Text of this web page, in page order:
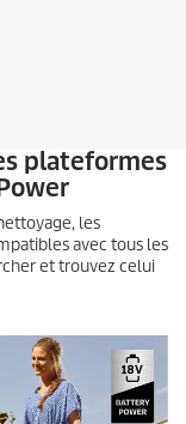
plateformes
les
avec tous les
et trouvez celui